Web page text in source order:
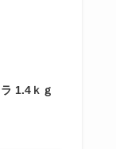
1.4ｋｇ